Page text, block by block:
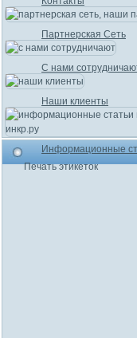
Партнерская Сеть
С нами
Наши клиенты
Информационные
Печать этикеток